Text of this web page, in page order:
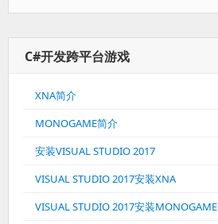
C#开发跨平台游戏
XNA简介
MONOGAME简介
安装VISUAL STUDIO 2017
VISUAL STUDIO 2017安装XNA
VISUAL STUDIO 2017安装MONOGAME